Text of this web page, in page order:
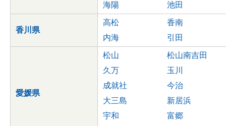
海陽
池田
香川県
高松
香南
内海
引田
愛媛県
松山
松山南吉田
久万
玉川
成就社
今治
大三島
新居浜
宇和
富郷